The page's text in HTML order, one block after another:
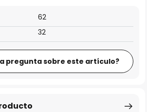
62
32
pregunta sobre este artículo?